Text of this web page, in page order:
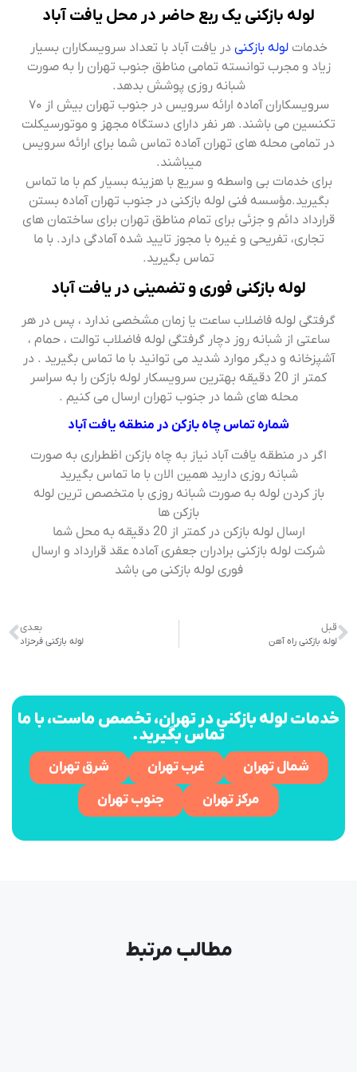
لوله بازکنی یک ربع حاضر در محل یافت آباد
خدماتلوله بازکنی در یافت آباد با تعداد سرویسکاران بسیار
زیاد و مجرب توانسته تمامی مناطق جنوب تهران را به صورت
شبانه روزی پوشش بدهد.
سرویسکاران آماده ارائه سرویس در جنوب تهران بیش از ۷۰
تکنسین می باشند. هر نفر دارای دستگاه مجهز و موتورسیکلت
در تمامی محله های تهران آماده تماس شما برای ارائه سرویس
میباشند.
برای خدمات بی واسطه و سریع با هزینه بسیار کم با ما تماس
بگیرید.مؤسسه فنی لوله بازکنی در جنوب تهران آماده بستن
قرارداد دائم و جزئی برای تمام مناطق تهران برای ساختمان های
تجاری، تفریحی و غیره با مجوز تایید شده آمادگی دارد. با ما
تماس بگیرید.
لوله بازکنی فوری و تضمینی در یافت آباد
گرفتگی لوله فاضلاب ساعت یا زمان مشخصی ندارد ، پس در هر
ساعتی از شبانه روز دچار گرفتگی لوله فاضلاب توالت ، حمام ،
آشپزخانه و دیگر موارد شدید می توانید با ما تماس بگیرید . در
کمتر از 20 دقیقه بهترین سرویسکار لوله بازکن را به سراسر
محله های شما در جنوب تهران ارسال می کنیم .
شماره تماس چاه بازکن در منطقه یافت آباد
اگر در منطقه یافت آباد نیاز به چاه بازکن اظطراری به صورت
شبانه روزی دارید همین الان با ما تماس بگیرید
باز کردن لوله به صورت شبانه روزی با متخصص ترین لوله
بازکن ها
ارسال لوله بازکن در کمتر از 20 دقیقه به محل شما
شرکت لوله بازکنی برادران جعفری آماده عقد قرارداد و ارسال
فوری لوله بازکنی می باشد
قبل
لوله بازکنی راه آهن
بعدی
لوله بازکنی فرحزاد
خدمات لوله بازکنی در تهران، تخصص ماست، با ما
تماس بگیرید.
شمال تهران غرب تهران
شرق تهران
مرکز تهران
جنوب تهران
مطالب مرتبط